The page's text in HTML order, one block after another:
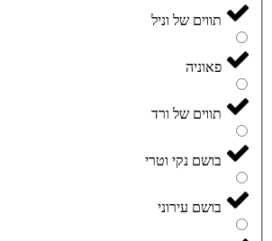
תווים של וניל
פאוניה
תווים של ורד
בושם נקי וטרי
בושם עירוני